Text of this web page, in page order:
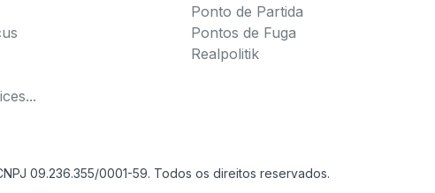
Ponto de Partida
Pontos de Fuga
Realpolitik
09.236.355/0001-59. Todos os direitos reservados.